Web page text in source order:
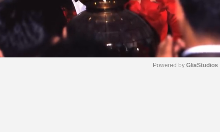
Powered by GliaStudios